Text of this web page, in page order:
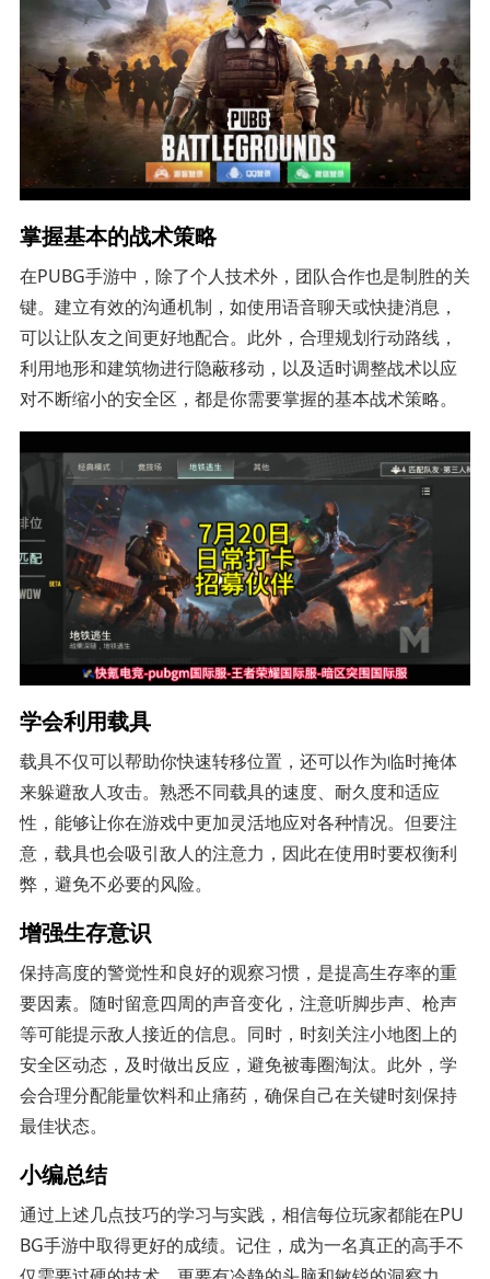
掌握基本的战术策略
在PUBG手游中，除了个人技术外，团队合作也是制胜的关
键。建立有效的沟通机制，如使用语音聊天或快捷消息，
可以让队友之间更好地配合。此外，合理规划行动路线，
利用地形和建筑物进行隐蔽移动，以及适时调整战术以应
对不断缩小的安全区，都是你需要掌握的基本战术策略。
学会利用载具
载具不仅可以帮助你快速转移位置，还可以作为临时掩体
来躲避敌人攻击。熟悉不同载具的速度、耐久度和适应
性，能够让你在游戏中更加灵活地应对各种情况。但要注
意，载具也会吸引敌人的注意力，因此在使用时要权衡利
弊，避免不必要的风险。
增强生存意识
保持高度的警觉性和良好的观察习惯，是提高生存率的重
要因素。随时留意四周的声音变化，注意听脚步声、枪声
等可能提示敌人接近的信息。同时，时刻关注小地图上的
安全区动态，及时做出反应，避免被毒圈淘汰。此外，学
会合理分配能量饮料和止痛药，确保自己在关键时刻保持
最佳状态。
小编总结
通过上述几点技巧的学习与实践，相信每位玩家都能在PU
BG手游中取得更好的成绩。记住，成为一名真正的高手不